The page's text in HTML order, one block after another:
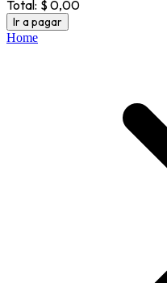
Total: $ 0,00
Ir a pagar
Home